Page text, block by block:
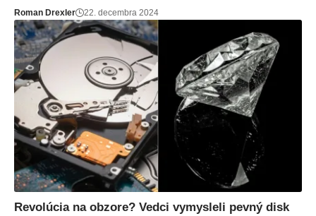
Roman Drexler 22. decembra 2024
Revolúcia na obzore? Vedci vymysleli pevný disk